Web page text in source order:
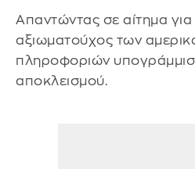
Απαντώντας σε αίτημα
αξιωματούχος των
πληροφοριών
αποκλεισμού.